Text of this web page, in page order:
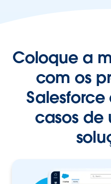
Coloque a
com os
casos de